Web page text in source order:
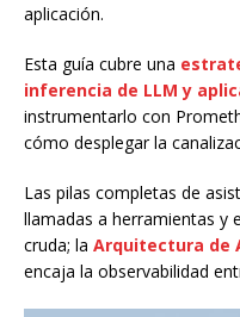
aplicación.
Esta guía cubre una
inferencia de LLM y
instrumentarlo con
cómo desplegar la
Las pilas completas de
llamadas a herramientas y
cruda; la Arquitectura de
encaja la observabilidad